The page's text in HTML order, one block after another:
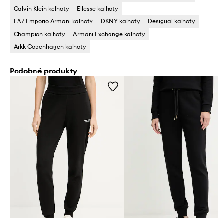
Calvin Klein kalhoty
Ellesse kalhoty
EA7 Emporio Armani kalhoty
DKNY kalhoty
Desigual kalhoty
Champion kalhoty
Armani Exchange kalhoty
Arkk Copenhagen kalhoty
Podobné produkty